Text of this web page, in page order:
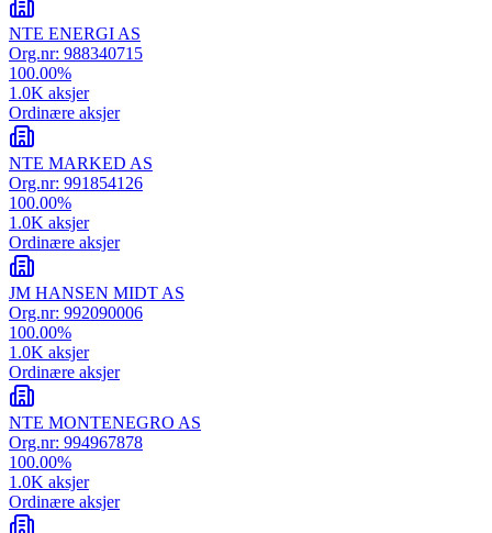
NTE ENERGI AS
Org.nr: 988340715
100.00%
1.0K aksjer
Ordinære aksjer
NTE MARKED AS
Org.nr: 991854126
100.00%
1.0K aksjer
Ordinære aksjer
JM HANSEN MIDT AS
Org.nr: 992090006
100.00%
1.0K aksjer
Ordinære aksjer
NTE MONTENEGRO AS
Org.nr: 994967878
100.00%
1.0K aksjer
Ordinære aksjer